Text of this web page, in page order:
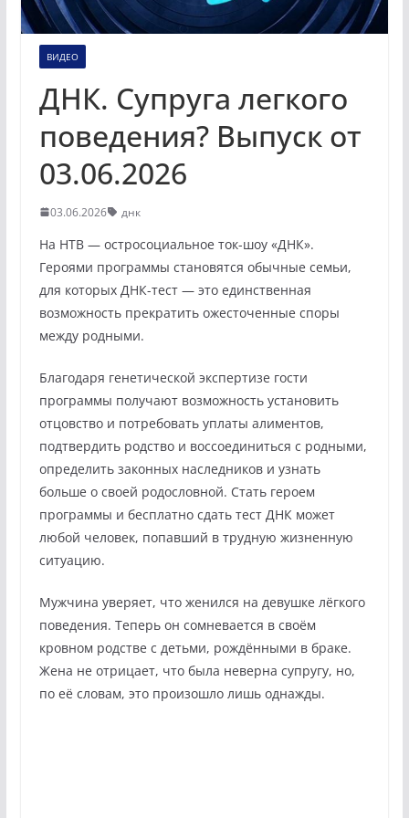
ВИДЕО
ДНК. Супруга легкого
поведения? Выпуск от
03.06.2026
03.06.2026 днк
На НТВ — остросоциальное ток-шоу «ДНК».
Героями программы становятся обычные семьи,
для которых ДНК-тест — это единственная
возможность прекратить ожесточенные споры
между родными.
Благодаря генетической экспертизе гости
программы получают возможность установить
отцовство и потребовать уплаты алиментов,
подтвердить родство и воссоединиться с родными,
определить законных наследников и узнать
больше о своей родословной. Стать героем
программы и бесплатно сдать тест ДНК может
любой человек, попавший в трудную жизненную
ситуацию.
Мужчина уверяет, что женился на девушке лёгкого
поведения. Теперь он сомневается в своём
кровном родстве с детьми, рождёнными в браке.
Жена не отрицает, что была неверна супругу, но,
по её словам, это произошло лишь однажды.